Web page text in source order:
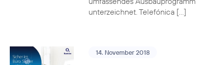
unterzeichnet. Telefónica […]
14. November 2018